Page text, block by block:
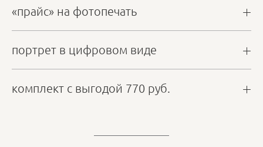
«прайс» на фотопечать
портрет в цифровом виде
комплект с выгодой 770 руб.